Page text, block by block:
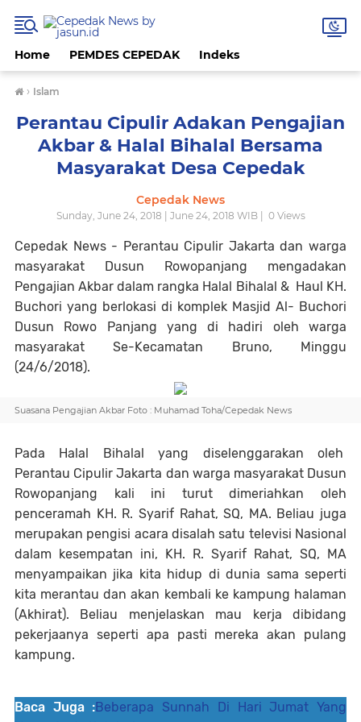
Home PEMDES CEPEDAK Indeks
› Islam
Perantau Cipulir Adakan Pengajian
Akbar & Halal Bihalal Bersama
Masyarakat Desa Cepedak
Cepedak News
Sunday, June 24, 2018 | June 24, 2018 WIB | 0Views
Cepedak News - Perantau Cipulir Jakarta dan warga
masyarakat Dusun Rowopanjang mengadakan
Pengajian Akbar dalam rangka Halal Bihalal & Haul KH.
Buchori yang berlokasi di komplek Masjid Al- Buchori
Dusun Rowo Panjang yang di hadiri oleh warga
masyarakat Se-Kecamatan Bruno, Minggu
(24/6/2018).
Suasana Pengajian Akbar Foto : Muhamad Toha/Cepedak News
Pada Halal Bihalal yang diselenggarakan oleh
Perantau Cipulir Jakarta dan warga masyarakat Dusun
Rowopanjang kali ini turut dimeriahkan oleh
penceramah KH. R. Syarif Rahat, SQ, MA. Beliau juga
merupakan pengisi acara disalah satu televisi Nasional
dalam kesempatan ini, KH. R. Syarif Rahat, SQ, MA
menyampaikan jika kita hidup di dunia sama seperti
kita merantau dan akan kembali ke kampung halaman
(Akhirat). Beliau menjelaskan mau kerja dibidang
pekerjaanya seperti apa pasti mereka akan pulang
kampung.
Baca Juga :Beberapa Sunnah Di Hari Jumat Yang